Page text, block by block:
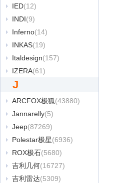
IED(12)
INDI(9)
Inferno(14)
INKAS(19)
Italdesign(157)
IZERA(61)
J
ARCFOX极狐(43880)
Jannarelly(5)
Jeep(87269)
Polestar极星(6936)
ROX极石(5680)
吉利几何(16727)
吉利雷达(5309)